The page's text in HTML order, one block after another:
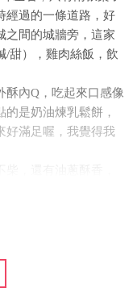
經過的一條道路，好
之間的城牆旁，這家
/甜），雞肉絲飯，飲
酥內Q，吃起來口感像
是奶油煉乳鬆餅，
好滿足喔，我覺得我
起吃進嘴裡的香氣
默契的味道。